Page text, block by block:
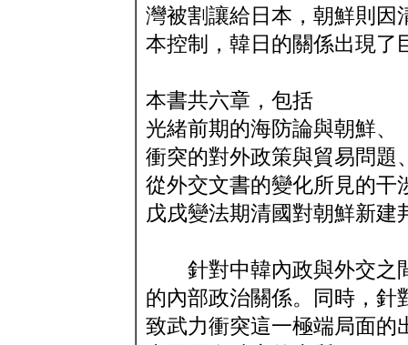
灣被割讓給日本，朝鮮則因
本控制，韓日的關係出現了
本書共六章，包括
光緒前期的海防論與朝鮮、
衝突的對外政策與貿易問題
從外交文書的變化所見的干
戊戌變法期清國對朝鮮新
針對中韓內政與外交之
的內部政治關係。同時，針
致武力衝突這一極端局面的